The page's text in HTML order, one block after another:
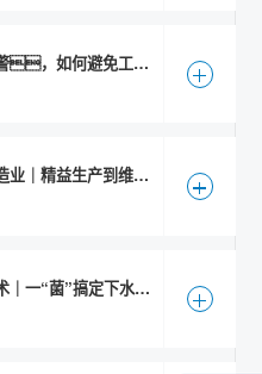
夏季高温预警，如何避免工业冷却水系统热到“罢工”？
查看更多
聚焦汽车制造业｜精益生产到维护保养多方位好色先生TV官网
查看更多
生物活菌技术｜一“菌”搞定下水道堵塞、恶臭难题！
查看更多